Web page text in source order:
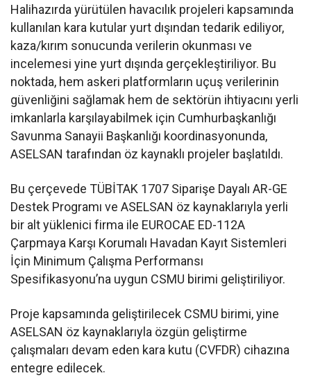
Halihazırda yürütülen havacılık projeleri kapsamında
kullanılan kara kutular yurt dışından tedarik ediliyor,
kaza/kırım sonucunda verilerin okunması ve
incelemesi yine yurt dışında gerçekleştiriliyor. Bu
noktada, hem askeri platformların uçuş verilerinin
güvenliğini sağlamak hem de sektörün ihtiyacını yerli
imkanlarla karşılayabilmek için Cumhurbaşkanlığı
Savunma Sanayii Başkanlığı koordinasyonunda,
ASELSAN tarafından öz kaynaklı projeler başlatıldı.
Bu çerçevede TÜBİTAK 1707 Siparişe Dayalı AR-GE
Destek Programı ve ASELSAN öz kaynaklarıyla yerli
bir alt yüklenici firma ile EUROCAE ED-112A
Çarpmaya Karşı Korumalı Havadan Kayıt Sistemleri
İçin Minimum Çalışma Performansı
Spesifikasyonu’na uygun CSMU birimi geliştiriliyor.
Proje kapsamında geliştirilecek CSMU birimi, yine
ASELSAN öz kaynaklarıyla özgün geliştirme
çalışmaları devam eden kara kutu (CVFDR) cihazına
entegre edilecek.